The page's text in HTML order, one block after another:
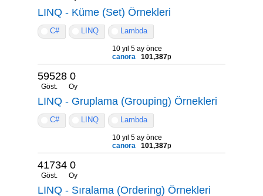
LINQ - Küme (Set) Örnekleri
C# LINQ Lambda
10 yıl 5 ay önce
canora
101,387p
59528
Göst.
0
Oy
LINQ - Gruplama (Grouping) Örnekleri
C# LINQ Lambda
10 yıl 5 ay önce
canora
101,387p
41734
Göst.
0
Oy
LINQ - Sıralama (Ordering) Örnekleri